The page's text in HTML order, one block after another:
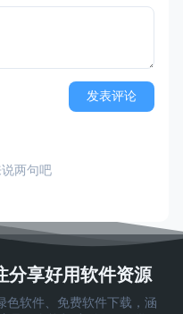
发表评论
两句吧
享好用软件资源
软件、免费软件下载，涵